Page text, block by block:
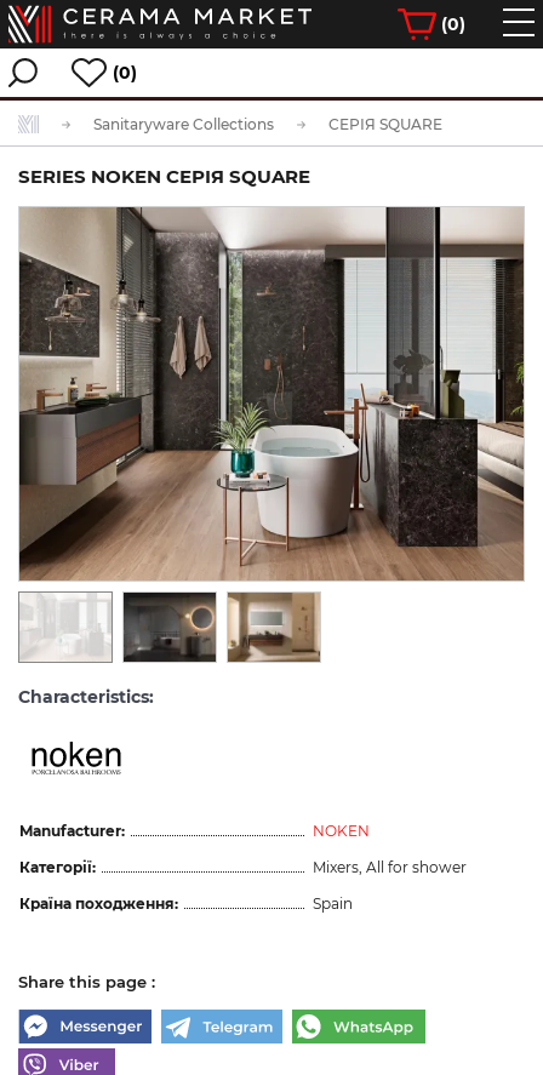
(0)
(0)
Sanitaryware Collections СЕРІЯ SQUARE
SERIES NOKEN СЕРІЯ SQUARE
Characteristics:
Manufacturer:
NOKEN
Категорії:
Mixers, All for shower
Країна походження:
Spain
Share this page :